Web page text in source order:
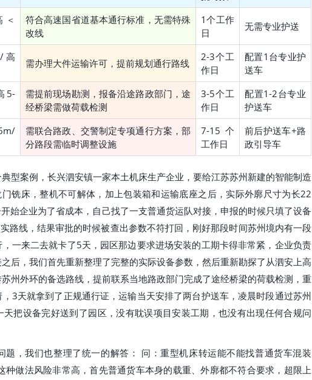
＜
符合高速国省道基本通行标准，无需特殊
改线
1个工作
日
无需专业护送
高
需办理大件运输许可，提前规划通行路线
2-3个工
作日
配置1台专业护
送车
5-
需提前现场勘测，报备沿途路政部门，途
经桥梁需做荷载检测
3-5个工
作日
配置1-2台专业
护送车
需联合路政、交警制定专项通行方案，部
分路段需临时调整设施
7-15个
工作日
前后护送车+路
政引导车
型案例，长兴泗安镇一家本土机床生产企业，要给江苏苏州新建的智能制造
铣床，整机不可解体，加上包装箱和运输底座之后，实际外廓尺寸为长22
始企业为了省成本，自己找了一支普通货运队对接，申报的时候只填了设备
路线，结果审批的时候被查出参数不符打回，刚好那段时间苏州境内有一段
一来二去就卡了5天，园区那边要求进场安装的工期卡得非常紧，企业负责
后，我们首先重新整理了完整的实际设备参数，然后重新勘探了从泗安上高
州外环的备选路线，提前联系当地路政部门完成了途经桥梁的荷载检测，重
3天就拿到了正规通行证，运输当天安排了两台护送车，凌晨时段通过苏州
把设备完好送到了园区，没有耽误项目安装工期，也没有出现任何合规问
题，我们也整理了统一的解答： 问：重型机床转运能不能找普通货车混装
种做法风险非常高，首先普通货车本身的载重、外廓都不符合要求，超限上